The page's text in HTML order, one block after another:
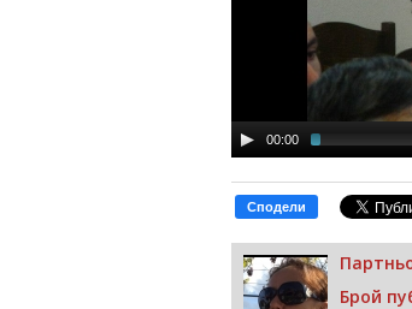
00:00
Сподели
Брой